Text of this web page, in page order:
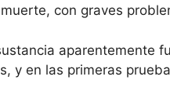
con graves
aparentemente
y en las primeras